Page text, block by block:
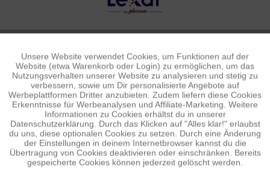
NEWSLETTER
Jetzt anmelden und 10 € Gutschein sichern
Funktionale Aktiv
Tracking Inaktiv
Personalisierung Inaktiv
Service Inaktiv
Unsere Website verwendet Cookies, um Funktionen auf der
Website (etwa Warenkorb oder Login) zu ermöglichen, um das
Nutzungsverhalten unserer Website zu analysieren und stetig zu
verbessern, sowie um Dir personalisierte Angebote auf
Werbeplattformen Dritter anzubieten. Zudem liefern diese Cookies
Erkenntnisse für Werbeanalysen und Affiliate-Marketing. Weitere
Informationen zu Cookies erhältst du in unserer
Datenschutzerklärung. Durch das Klicken auf "Alles klar!" erlaubst
du uns, diese optionalen Cookies zu setzen. Durch eine Änderung
der Einstellungen in deinem Internetbrowser kannst du die
Übertragung von Cookies deaktivieren oder einschränken. Bereits
gespeicherte Cookies können jederzeit gelöscht werden.